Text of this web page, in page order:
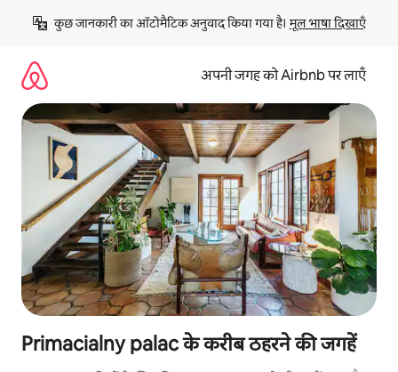
छोड़कर
कॉन्टेंट
कुछ जानकारी का ऑटोमैटिक अनुवाद किया गया है। मूल भाषा दिखाएँ
अपनी जगह को Airbnb पर लाएँ
Primacialny palac के करीब ठहरने की जगहें